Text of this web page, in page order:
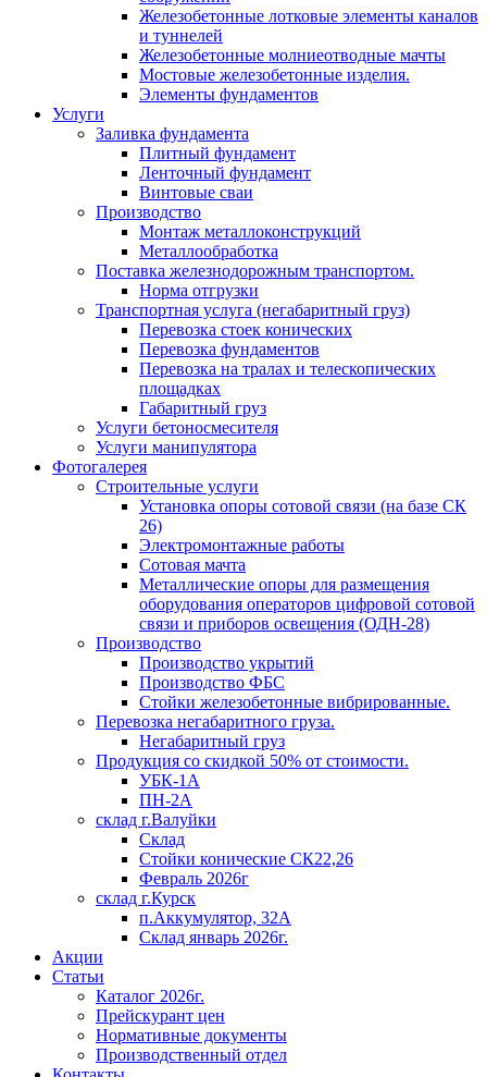
Железобетонные лотковые элементы каналов
и туннелей
Железобетонные молниеотводные мачты
Мостовые железобетонные изделия.
Элементы фундаментов
Услуги
Заливка фундамента
Плитный фундамент
Ленточный фундамент
Винтовые сваи
Производство
Монтаж металлоконструкций
Металлообработка
Поставка железнодорожным транспортом.
Норма отгрузки
Транспортная услуга (негабаритный груз)
Перевозка стоек конических
Перевозка фундаментов
Перевозка на тралах и телескопических
площадках
Габаритный груз
Услуги бетоносмесителя
Услуги манипулятора
Фотогалерея
Строительные услуги
Установка опоры сотовой связи (на базе СК
26)
Электромонтажные работы
Сотовая мачта
Металлические опоры для размещения
оборудования операторов цифровой сотовой
связи и приборов освещения (ОДН-28)
Производство
Производство укрытий
Производство ФБС
Стойки железобетонные вибрированные.
Перевозка негабаритного груза.
Негабаритный груз
Продукция со скидкой 50% от стоимости.
УБК-1А
ПН-2А
склад г.Валуйки
Склад
Стойки конические СК22,26
Февраль 2026г
склад г.Курск
п.Аккумулятор, 32А
Склад январь 2026г.
Акции
Статьи
Каталог 2026г.
Прейскурант цен
Нормативные документы
Производственный отдел